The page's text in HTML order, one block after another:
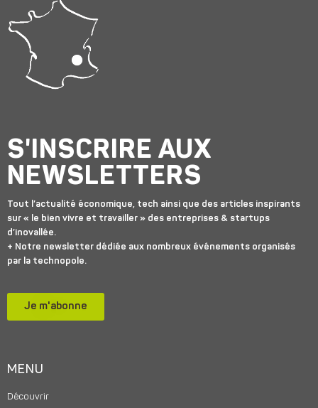
S'INSCRIRE AUX
NEWSLETTERS
Tout l’actualité économique, tech ainsi que des articles inspirants
sur « le bien vivre et travailler » des entreprises & startups
d’inovallée.
+ Notre newsletter dédiée aux nombreux événements organisés
par la technopole.
Je m'abonne
MENU
Découvrir